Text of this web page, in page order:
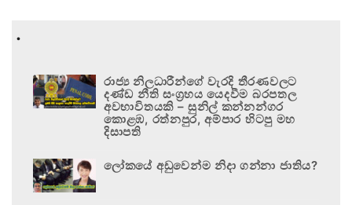
.
රාජ්‍ය නිලධාරීන්ගේ වැරදි තීරණවලට
දණ්ඩ නීති සංග්‍රහය යෙදවීම බරපතල
අවභාවිතයකි – සුනිල් කන්නන්ගර
කොළඹ, රත්නපුර, අම්පාර හිටපු මහ
දිසාපති
ලෝකයේ අඩුවෙන්ම නිදා ගන්නා ජාතිය?